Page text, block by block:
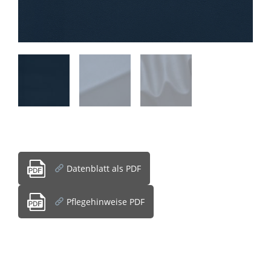
Datenblatt als PDF
Pflegehinweise PDF